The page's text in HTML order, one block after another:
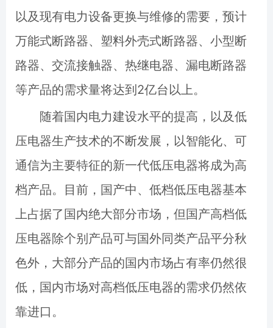
以及现有电力设备更换与维修的需要，预计
万能式断路器、塑料外壳式断路器、小型断
路器、交流接触器、热继电器、漏电断路器
等产品的需求量将达到2亿台以上。
随着国内电力建设水平的提高，以及低
压电器生产技术的不断发展，以智能化、可
通信为主要特征的新一代低压电器将成为高
档产品。目前，国产中、低档低压电器基本
上占据了国内绝大部分市场，但国产高档低
压电器除个别产品可与国外同类产品平分秋
色外，大部分产品的国内市场占有率仍然很
低，国内市场对高档低压电器的需求仍然依
靠进口。